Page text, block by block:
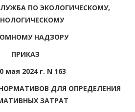
ПО ЭКОЛОГИЧЕСКОМУ,
НАДЗОРУ
ПРИКАЗ
мая 2024 г. N 163
ДЛЯ ОПРЕДЕЛЕНИЯ
ЗАТРАТ